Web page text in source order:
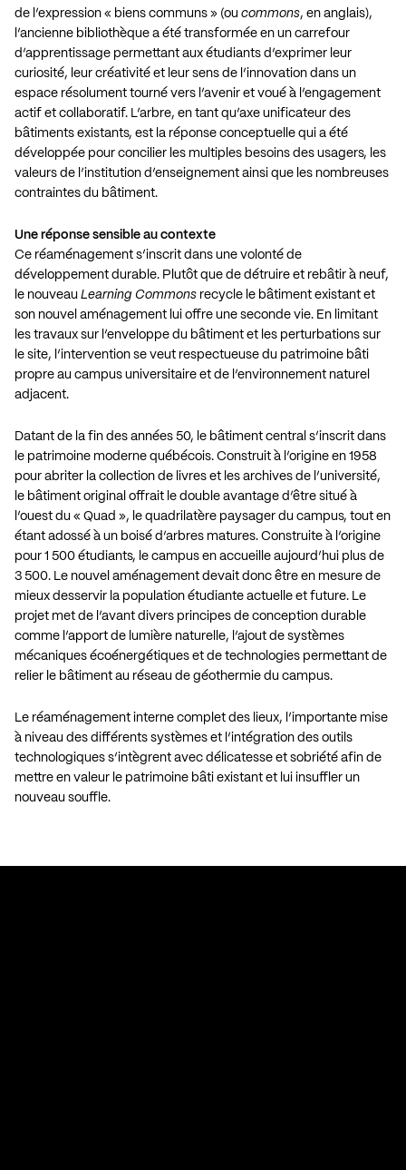
de l’expression « biens communs » (ou commons, en anglais),
l’ancienne bibliothèque a été transformée en un carrefour
d’apprentissage permettant aux étudiants d’exprimer leur
curiosité, leur créativité et leur sens de l’innovation dans un
espace résolument tourné vers l’avenir et voué à l’engagement
actif et collaboratif. L’arbre, en tant qu’axe unificateur des
bâtiments existants, est la réponse conceptuelle qui a été
développée pour concilier les multiples besoins des usagers, les
valeurs de l’institution d’enseignement ainsi que les nombreuses
contraintes du bâtiment.
Une réponse sensible au contexte
Ce réaménagement s’inscrit dans une volonté de
développement durable. Plutôt que de détruire et rebâtir à neuf,
le nouveau Learning Commons recycle le bâtiment existant et
son nouvel aménagement lui offre une seconde vie. En limitant
les travaux sur l’enveloppe du bâtiment et les perturbations sur
le site, l’intervention se veut respectueuse du patrimoine bâti
propre au campus universitaire et de l’environnement naturel
adjacent.
Datant de la fin des années 50, le bâtiment central s’inscrit dans
le patrimoine moderne québécois. Construit à l’origine en 1958
pour abriter la collection de livres et les archives de l’université,
le bâtiment original offrait le double avantage d’être situé à
l’ouest du « Quad », le quadrilatère paysager du campus, tout en
étant adossé à un boisé d’arbres matures. Construite à l’origine
pour 1 500 étudiants, le campus en accueille aujourd’hui plus de
3 500. Le nouvel aménagement devait donc être en mesure de
mieux desservir la population étudiante actuelle et future. Le
projet met de l’avant divers principes de conception durable
comme l’apport de lumière naturelle, l’ajout de systèmes
mécaniques écoénergétiques et de technologies permettant de
relier le bâtiment au réseau de géothermie du campus.
Le réaménagement interne complet des lieux, l’importante mise
à niveau des différents systèmes et l’intégration des outils
technologiques s’intègrent avec délicatesse et sobriété afin de
mettre en valeur le patrimoine bâti existant et lui insuffler un
nouveau souffle.